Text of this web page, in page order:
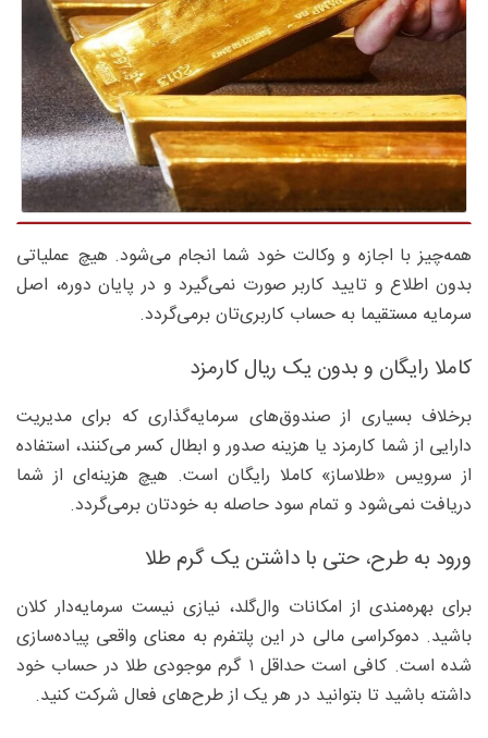
همه‌چیز با اجازه و وکالت خود شما انجام می‌شود. هیچ عملیاتی
بدون اطلاع و تایید کاربر صورت نمی‌گیرد و در پایان دوره، اصل
سرمایه مستقیما به حساب کاربری‌تان برمی‌گردد.
کاملا رایگان و بدون یک ریال کارمزد
برخلاف بسیاری از صندوق‌های سرمایه‌گذاری که برای مدیریت
دارایی از شما کارمزد یا هزینه صدور و ابطال کسر می‌کنند، استفاده
از سرویس «طلاساز» کاملا رایگان است. هیچ هزینه‌ای از شما
دریافت نمی‌شود و تمام سود حاصله به خودتان برمی‌گردد.
ورود به طرح، حتی با داشتن یک گرم طلا
برای بهره‌مندی از امکانات وال‌گلد، نیازی نیست سرمایه‌دار کلان
باشید. دموکراسی مالی در این پلتفرم به معنای واقعی پیاده‌سازی
شده است. کافی است حداقل ۱ گرم موجودی طلا در حساب خود
داشته باشید تا بتوانید در هر یک از طرح‌های فعال شرکت کنید.